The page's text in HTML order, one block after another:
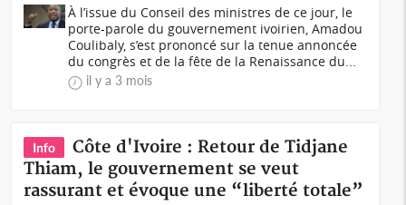
À l’issue du Conseil des ministres de ce jour, le
porte-parole du gouvernement ivoirien, Amadou
Coulibaly, s’est prononcé sur la tenue annoncée
du congrès et de la fête de la Renaissance du...
il y a 3 mois
Info
Côte d'Ivoire : Retour de Tidjane
Thiam, le gouvernement se veut
rassurant et évoque une “liberté totale”